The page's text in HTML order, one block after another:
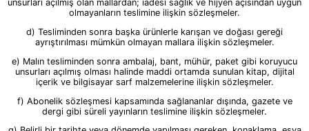
unsurları açılmış olan mallardan; iadesi sağlık ve hijyen açısından uygun
olmayanların teslimine ilişkin sözleşmeler.
d) Tesliminden sonra başka ürünlerle karışan ve doğası gereği
ayrıştırılması mümkün olmayan mallara ilişkin sözleşmeler.
e) Malın tesliminden sonra ambalaj, bant, mühür, paket gibi koruyucu
unsurları açılmış olması halinde maddi ortamda sunulan kitap, dijital
içerik ve bilgisayar sarf malzemelerine ilişkin sözleşmeler.
f) Abonelik sözleşmesi kapsamında sağlananlar dışında, gazete ve
dergi gibi süreli yayınların teslimine ilişkin sözleşmeler.